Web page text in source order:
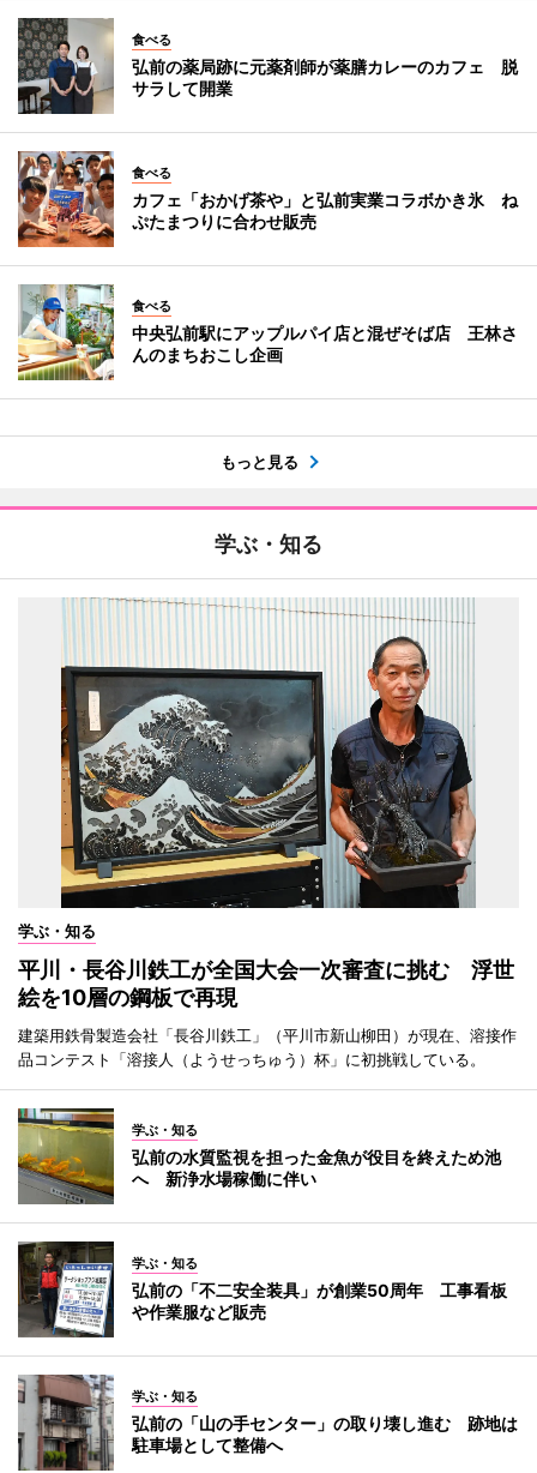
食べる
弘前の薬局跡に元薬剤師が薬膳カレーのカフェ 脱
サラして開業
食べる
カフェ「おかげ茶や」と弘前実業コラボかき氷 ね
ぷたまつりに合わせ販売
食べる
中央弘前駅にアップルパイ店と混ぜそば店 王林さ
んのまちおこし企画
もっと見る
学ぶ・知る
学ぶ・知る
平川・長谷川鉄工が全国大会一次審査に挑む 浮世
絵を10層の鋼板で再現
建築用鉄骨製造会社「長谷川鉄工」（平川市新山柳田）が現在、溶接作
品コンテスト「溶接人（ようせっちゅう）杯」に初挑戦している。
学ぶ・知る
弘前の水質監視を担った金魚が役目を終えため池
へ 新浄水場稼働に伴い
学ぶ・知る
弘前の「不二安全装具」が創業50周年 工事看板
や作業服など販売
学ぶ・知る
弘前の「山の手センター」の取り壊し進む 跡地は
駐車場として整備へ